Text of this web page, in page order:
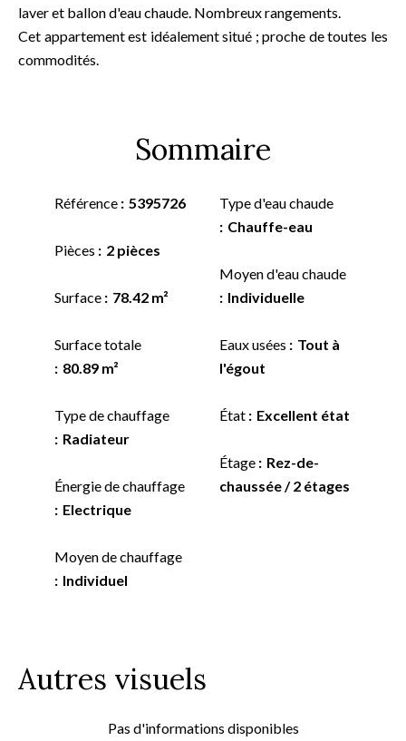
laver et ballon d'eau chaude. Nombreux rangements.
Cet appartement est idéalement situé ; proche de toutes les
commodités.
Sommaire
Référence 5395726
Pièces 2 pièces
Surface 78.42 m²
Surface totale
80.89 m²
Type de chauffage
Radiateur
Énergie de chauffage
Electrique
Moyen de chauffage
Individuel
Type d'eau chaude
Chauffe-eau
Moyen d'eau chaude
Individuelle
Eaux usées
Tout à
l'égout
État Excellent état
Étage
Rez-de-
chaussée / 2 étages
Autres visuels
Pas d'informations disponibles